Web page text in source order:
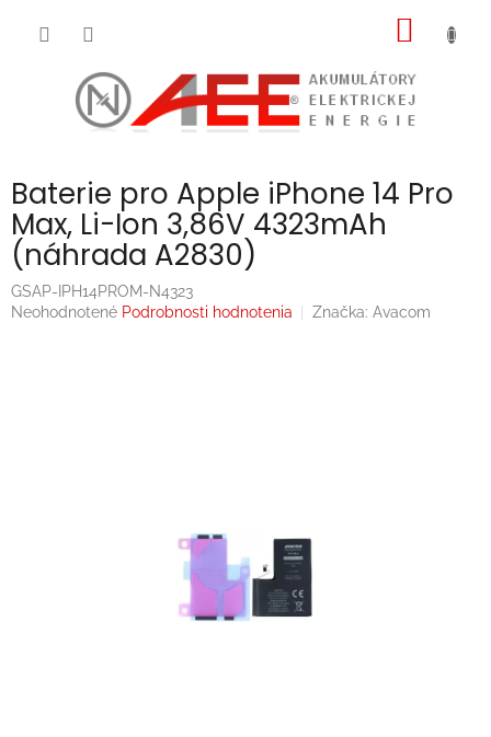
Baterie pro Apple iPhone 14 Pro
Max, Li-Ion 3,86V 4323mAh
(náhrada A2830)
GSAP-IPH14PROM-N4323
Priemerné
Neohodnotené Podrobnosti hodnotenia Značka: Avacom